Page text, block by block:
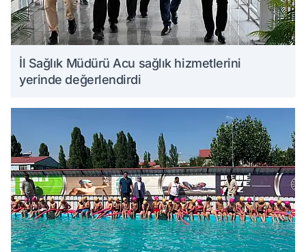
İl Sağlık Müdürü Acu sağlık hizmetlerini
yerinde değerlendirdi